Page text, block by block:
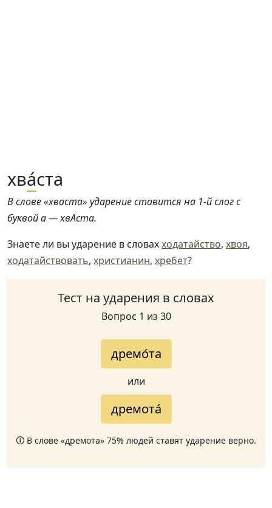
хва́ста
В слове «хваста» ударение ставится на 1-й слог с
буквой а — хвАста.
Знаете ли вы ударение в словахходатайство, хвоя,
ходатайствовать, христианин, хребет?
Тест на ударения в словах
Вопрос 1 из 30
дремо́та
или
дремота́
🛈 В слове «дремота» 75% людей ставят ударение верно.